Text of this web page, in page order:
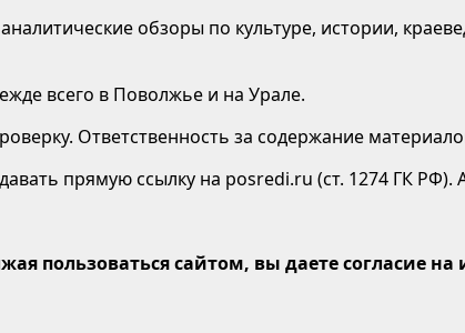
обзоры по культуре, истории,
всего в Поволжье и на Урале.
Ответственность за содержание
прямую ссылку на posredi.ru (ст. 1274 ГК
пользоваться сайтом, вы даете согласие